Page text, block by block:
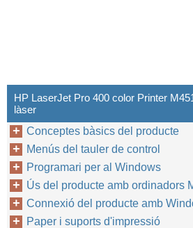
HP LaserJet Pro 400 color Printer
làser
Conceptes bàsics del producte
Menús del tauler de control
Programari per al Windows
Ús del producte amb ordinadors
Connexió del producte amb
Paper i suports d'impressió